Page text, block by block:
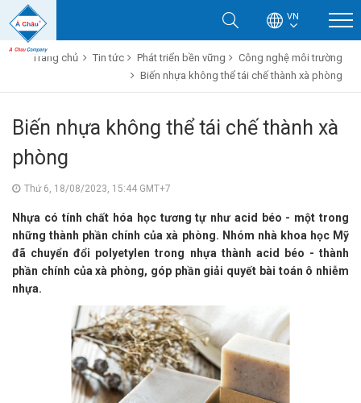
VN
Trang chủ Tin tức Phát triển bền vững
Công nghệ môi trường
Biến nhựa không thể tái chế thành xà phòng
Biến nhựa không thể tái chế thành xà
phòng
Thứ 6, 18/08/2023, 15:44 GMT+7
Nhựa có tính chất hóa học tương tự như acid béo - một trong
những thành phần chính của xà phòng. Nhóm nhà khoa học Mỹ
đã chuyển đổi polyetylen trong nhựa thành acid béo - thành
phần chính của xà phòng, góp phần giải quyết bài toán ô nhiễm
nhựa.